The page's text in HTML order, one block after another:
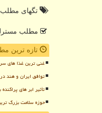
تگهای
مطلب
تازه ترین
غنی ترین غذا های
توافق ایران و هند
تأثیر ابر های
حوزه سلامت بزرگ